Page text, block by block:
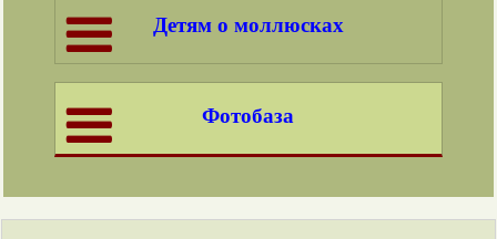
Детям о моллюсках
Фотобаза